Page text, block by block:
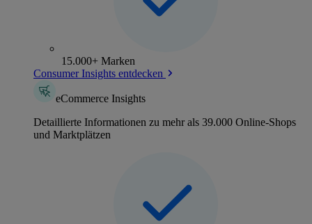
15.000+ Marken
Consumer Insights entdecken
eCommerce Insights
Detaillierte Informationen zu mehr als 39.000 Online-Shops
und Marktplätzen